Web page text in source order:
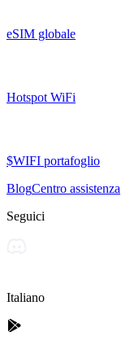
eSIM globale
Hotspot WiFi
$WIFI portafoglio
BlogCentro assistenza
Seguici
Italiano